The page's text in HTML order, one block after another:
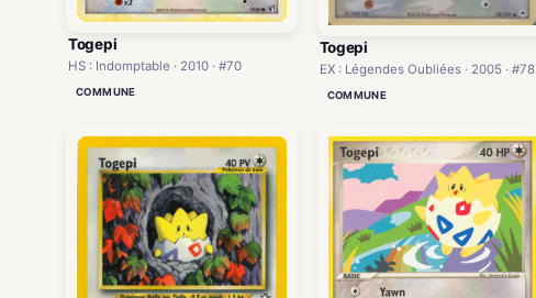
Togepi
HS : Indomptable · 2010 · #70
COMMUNE
Togepi
EX : Légendes Oubliées · 2005 · #78
COMMUNE